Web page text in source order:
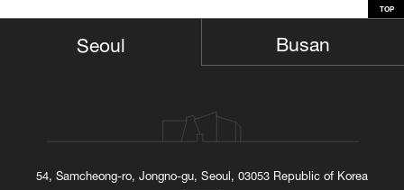
200점의 ‘색칠 공부 드로잉’ 연작(1997-현재 진행 중)은 아이들에게 숫자
와 언어를 가르치는 색칠공부 밑그림에 개념적 낙서를 덧그린, 다소 어
린아이 장난 같은 작품이다. 다음은 다시 평론가 임근준의 설명이다:
에는, 아이들의 머리에 주입하기 위한 ‘사회적 소통의 기본이 되는 수리
개념’, ‘색상이 지니는 문화적 상징’, ‘문자의 사회적 의미’ 등이 레디메이
드의 형태로 준비돼 있다.) 이어 작가는 그 의미를 숙고한 뒤, 이리저리
트함으로써 원래의 조합을 전혀 다른 차원, 즉 (사회적 기본 단위에 새
TOP
Seoul
54, Samcheong-ro, Jongno-gu, Seoul, 03053 Republic of Korea
Busan